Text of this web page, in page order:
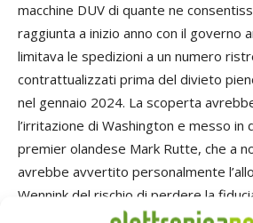
macchine DUV di quante ne
raggiunta a inizio anno con il governo
limitava le spedizioni a un numero
contrattualizzati prima del divieto
nel gennaio 2024. La scoperta
l’irritazione di Washington e messo in
premier olandese Mark Rutte, che a
avrebbe avvertito personalmente
Wennink del rischio di perdere la
racconta anche che Wennink, di fronte